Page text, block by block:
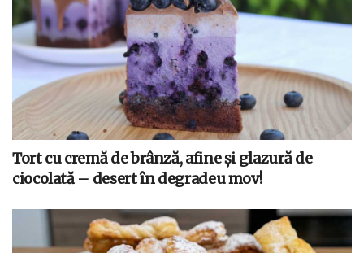
Tort cu cremă de brânză, afine și glazură de
ciocolată – desert în degradeu mov!